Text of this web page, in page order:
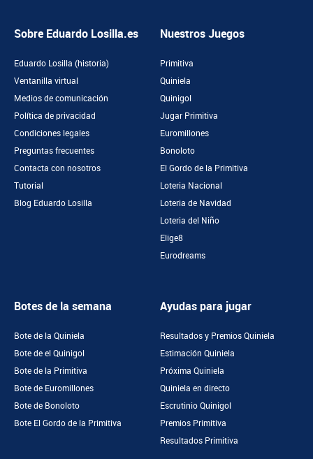
Sobre Eduardo Losilla.es
Eduardo Losilla (historia)
Ventanilla virtual
Medios de comunicación
Política de privacidad
Condiciones legales
Preguntas frecuentes
Contacta con nosotros
Tutorial
Blog Eduardo Losilla
Nuestros Juegos
Primitiva
Quiniela
Quinigol
Jugar Primitiva
Euromillones
Bonoloto
El Gordo de la Primitiva
Loteria Nacional
Loteria de Navidad
Loteria del Niño
Elige8
Eurodreams
Botes de la semana
Bote de la Quiniela
Bote de el Quinigol
Bote de la Primitiva
Bote de Euromillones
Bote de Bonoloto
Bote El Gordo de la Primitiva
Ayudas para jugar
Resultados y Premios Quiniela
Estimación Quiniela
Próxima Quiniela
Quiniela en directo
Escrutinio Quinigol
Premios Primitiva
Resultados Primitiva